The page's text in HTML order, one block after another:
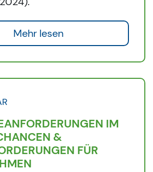
Mehr lesen
IM
&
FÜR